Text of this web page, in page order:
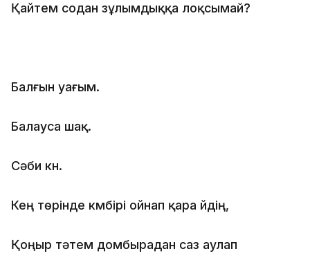
Қайтем содан зұлымдыққа лоқсымай?
Балғын уағым.
Балауса шақ.
Сәби күн.
Кең төрінде күмбірі ойнап қара үйдің,
Қоңыр тәтем домбырадан саз аулап